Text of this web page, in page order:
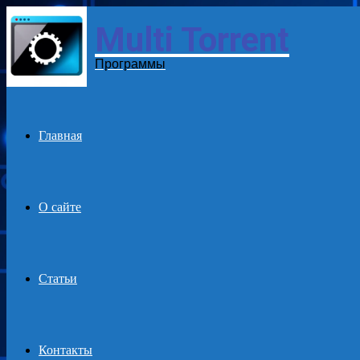
Menu Multi Torrent
Программы
Главная
О сайте
Статьи
Контакты